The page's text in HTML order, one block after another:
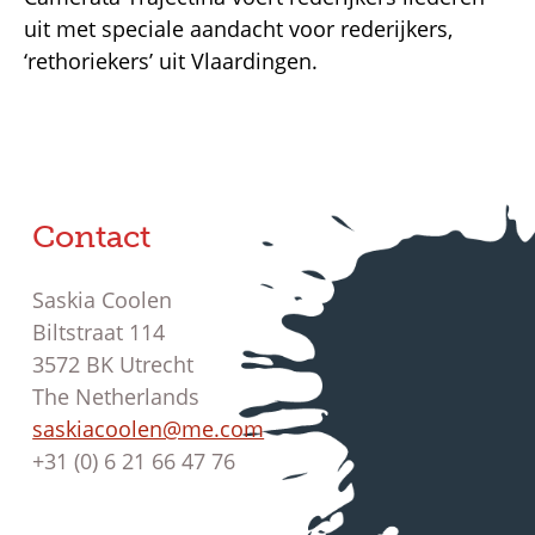
uit met speciale aandacht voor rederijkers,
‘rethoriekers’ uit Vlaardingen.
Contact
Saskia Coolen
Biltstraat 114
3572 BK Utrecht
The Netherlands
saskiacoolen@me.com
+31 (0) 6 21 66 47 76